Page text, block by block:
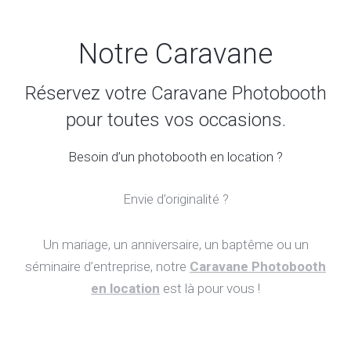
Notre Caravane
Réservez votre Caravane Photobooth
pour toutes vos occasions.
Besoin d’un photobooth en location ?
Envie d’originalité ?
Un mariage, un anniversaire, un baptême ou un
séminaire d’entreprise, notre Caravane Photobooth
en location est là pour vous !